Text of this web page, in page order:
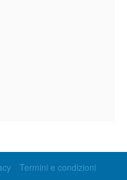
Termini e condizioni